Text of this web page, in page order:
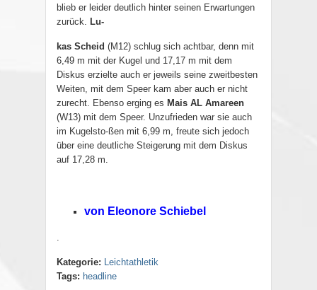
blieb er leider deutlich hinter seinen Erwartungen
zurück.
Lu-
kas Scheid (M12) schlug sich achtbar, denn mit
6,49 m mit der Kugel und 17,17 m mit dem
Diskus erzielte auch er jeweils seine zweitbesten
Weiten, mit dem Speer kam aber auch er nicht
zurecht. Ebenso erging es Mais AL Amareen
(W13) mit dem Speer. Unzufrieden war sie auch
im Kugelsto-ßen mit 6,99 m, freute sich jedoch
über eine deutliche Steigerung mit dem Diskus
auf 17,28 m.
von Eleonore Schiebel
Kategorie:
Leichtathletik
Tags: headline